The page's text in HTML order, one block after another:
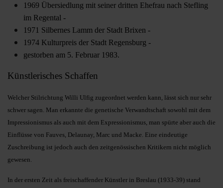
1969 Übersiedlung mit seiner dritten Ehefrau nach Stefling
im Regental -
1971 Silbernes Lamm der Stadt Brixen -
1974 Kulturpreis der Stadt Regensburg -
gestorben am 5. Februar 1983.
Künstlerisches Schaffen
Welcher Stilrichtung Willi Ulfig zugeordnet werden kann, lässt sich nur sehr
schwer sagen. Man erkannte die genetische Verwandtschaft sowohl mit dem
Impressionismus als auch mit dem Expressionismus, man spürte aber auch die
Einflüsse von Fauves, Delaunay, Marc und Macke. Eine eindeutige
Zuschreibung ist jedoch auch den zeitgenössischen Kritikern nicht möglich
gewesen.
In der ersten Zeit als freischaffender Künstler in Breslau (1933-39) stand